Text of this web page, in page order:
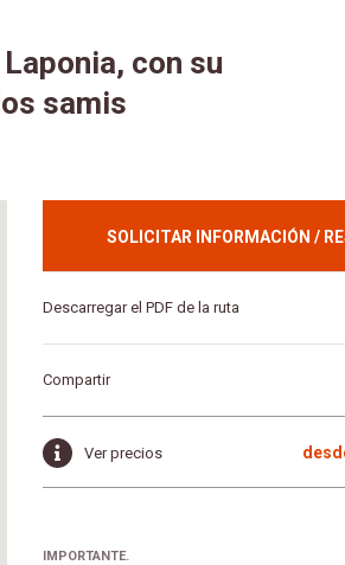
con su
samis
SOLICITAR INFORMACIÓN /
Descarregar el PDF de la ruta
Compartir
Ver precios
IMPORTANTE.